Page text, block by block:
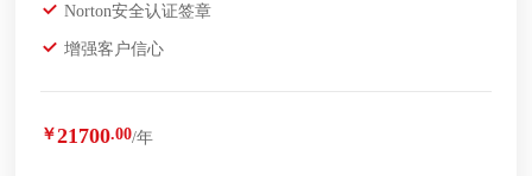
Norton安全认证签章
增强客户信心
￥21700.00/年